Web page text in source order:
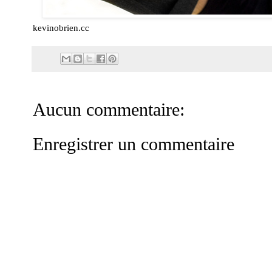
kevinobrien.cc
Aucun commentaire:
Enregistrer un commentaire